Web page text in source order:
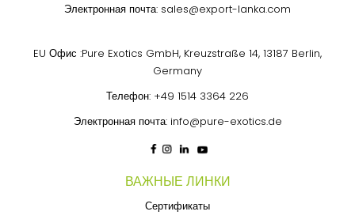
Электронная почта: sales@export-lanka.com
EU Офис :Pure Exotics GmbH, Kreuzstraße 14, 13187 Berlin,
Germany
Телефон: +49 1514 3364 226
Электронная почта: info@pure-exotics.de
ВАЖНЫЕ ЛИНКИ
Сертификаты